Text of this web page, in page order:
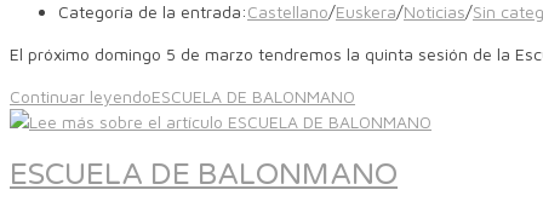
Categoría de la entrada:Castellano/Euskera/Noticias/Sin
El próximo domingo 5 de marzo tendremos la quinta sesión de la
Continuar leyendoESCUELA DE BALONMANO
ESCUELA DE BALONMANO